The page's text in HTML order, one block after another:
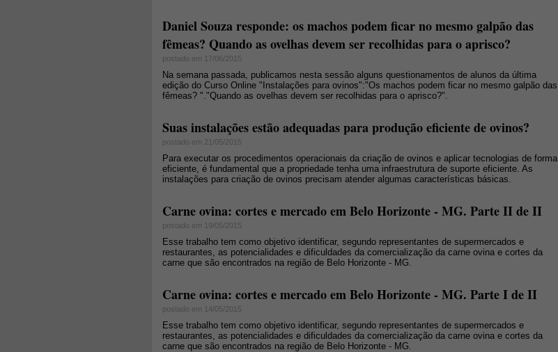
Daniel Souza responde: os machos podem ficar no mesmo galpão das
fêmeas? Quando as ovelhas devem ser recolhidas para o aprisco?
postado em 17/06/2015
Na semana passada, publicamos nesta sessão alguns questionamentos de alunos da última
edição do Curso Online "Instalações para ovinos":"Os machos podem ficar no mesmo galpão das
fêmeas? "."Quando as ovelhas devem ser recolhidas para o aprisco?".
Suas instalações estão adequadas para produção eficiente de ovinos?
postado em 21/05/2015
Para executar os procedimentos operacionais da criação de ovinos e aplicar tecnologias de forma
eficiente, é fundamental que a propriedade tenha uma infraestrutura de suporte eficiente. As
instalações para criação de ovinos precisam atender algumas características básicas.
Carne ovina: cortes e mercado em Belo Horizonte - MG. Parte II de II
postado em 19/05/2015
Esse trabalho tem como objetivo identificar, segundo representantes de supermercados e
restaurantes, as potencialidades e dificuldades da comercialização da carne ovina e cortes da
carne que são encontrados na região de Belo Horizonte - MG.
Carne ovina: cortes e mercado em Belo Horizonte - MG. Parte I de II
postado em 14/05/2015
Esse trabalho tem como objetivo identificar, segundo representantes de supermercados e
restaurantes, as potencialidades e dificuldades da comercialização da carne ovina e cortes da
carne que são encontrados na região de Belo Horizonte - MG.